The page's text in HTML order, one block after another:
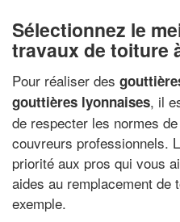
Sélectionnez le
travaux de toiture
Pour réaliser des
gouttières lyonnaises, il
de respecter les normes
couvreurs professionnels.
priorité aux pros qui vous
aides au remplacement de
exemple.